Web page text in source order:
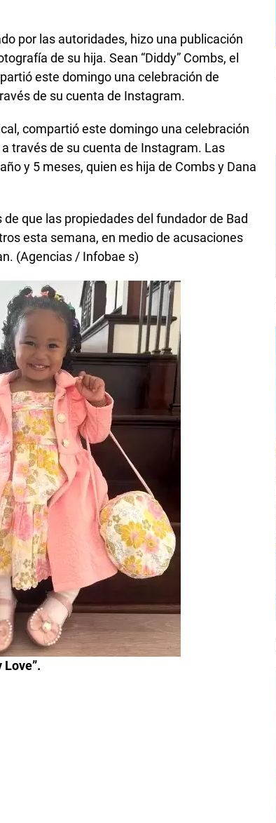
por las autoridades, hizo una publicación
de su hija. Sean “Diddy” Combs, el
este domingo una celebración de
de su cuenta de Instagram.
compartió este domingo una celebración
través de su cuenta de Instagram. Las
y 5 meses, quien es hija de Combs y Dana
que las propiedades del fundador de Bad
esta semana, en medio de acusaciones
(Agencias / Infobae s)
Love”.